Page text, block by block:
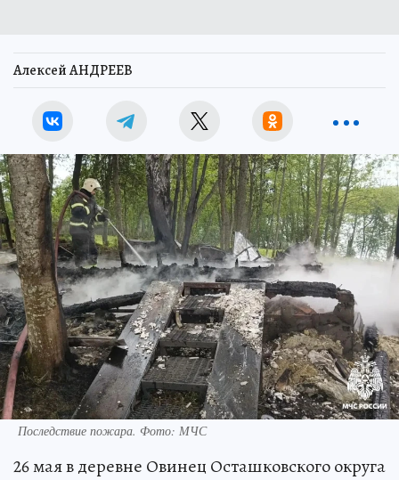
Алексей АНДРЕЕВ
Последствие пожара. Фото: МЧС
26 мая в деревне Овинец Осташковского округа